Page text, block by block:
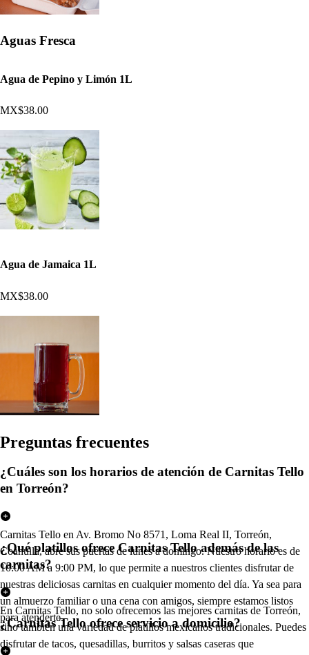
Aguas Fresca
Agua de Pepino y Limón 1L
MX$38.00
Agua de Jamaica 1L
MX$38.00
Preguntas frecuentes
¿Cuáles son los horarios de atención de Carnitas Tello
en Torreón?
Carnitas Tello en Av. Bromo No 8571, Loma Real II, Torreón,
Coahuila, abre sus puertas de lunes a domingo. Nuestro horario es de
10:00 AM a 9:00 PM, lo que permite a nuestros clientes disfrutar de
nuestras deliciosas carnitas en cualquier momento del día. Ya sea para
un almuerzo familiar o una cena con amigos, siempre estamos listos
para atenderte.
¿Qué platillos ofrece Carnitas Tello además de las
carnitas?
En Carnitas Tello, no solo ofrecemos las mejores carnitas de Torreón,
sino también una variedad de platillos mexicanos tradicionales. Puedes
disfrutar de tacos, quesadillas, burritos y salsas caseras que
¿Carnitas Tello ofrece servicio a domicilio?